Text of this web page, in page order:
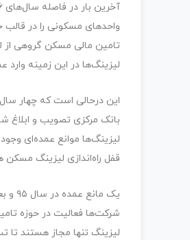
تامین مالی مسکن گروهی از
لیزینگ‌ها در این زمینه
بانک مرکزی تصویب و ابلاغ
لیزینگ‌ها موانع عمده‌ای
قفل راه‌اندازی لیزینگ
یک
شرکت‌ها فعالیت در حوزه